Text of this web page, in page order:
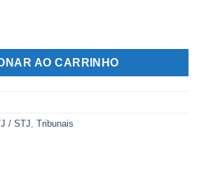
R$109,00.
GARANTIA PÓS EDITAL 2025
AO CARRINHO
/ STJ, Tribunais